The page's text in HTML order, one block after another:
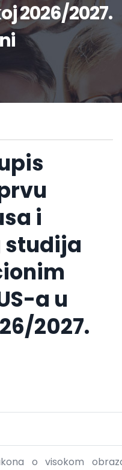
2026/2027.
i
studija
a u
2027.
o visokom